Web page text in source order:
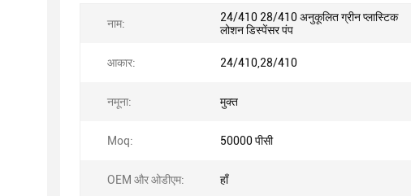
नाम:
24/410 28/410 अनुकूलित ग्रीन प्लास्टिक
लोशन डिस्पेंसर पंप
आकार: 24/410,28/410
नमूना: मुक्त
Moq: 50000 पीसी
OEM और ओडीएम: हाँ